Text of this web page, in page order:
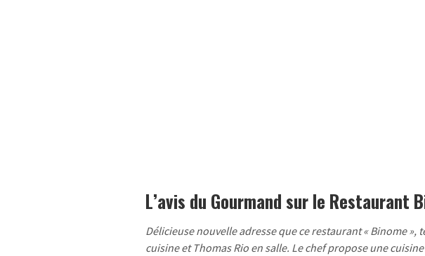
L’avis du Gourmand sur le Restaurant
Délicieuse nouvelle adresse que ce restaurant « Binome »,
cuisine et Thomas Rio en salle. Le chef propose une